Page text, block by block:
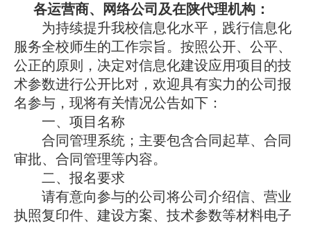
各运营商、网络公司及在陕代理机构：
为持续提升我校信息化水平，践行信息化
服务全校师生的工作宗旨。按照公开、公平、
公正的原则，决定对信息化建设应用项目的技
术参数进行公开比对，欢迎具有实力的公司报
名参与，现将有关情况公告如下：
一、项目名称
合同管理系统；主要包含合同起草、合同
审批、合同管理等内容。
二、报名要求
请有意向参与的公司将公司介绍信、营业
执照复印件、建设方案、技术参数等材料电子